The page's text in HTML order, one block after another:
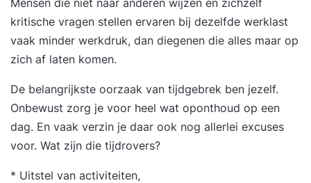
Mensen die niet naar anderen wijzen en zichzelf
kritische vragen stellen ervaren bij dezelfde werklast
vaak minder werkdruk, dan diegenen die alles maar op
zich af laten komen.
De belangrijkste oorzaak van tijdgebrek ben jezelf.
Onbewust zorg je voor heel wat oponthoud op een
dag. En vaak verzin je daar ook nog allerlei excuses
voor. Wat zijn die tijdrovers?
* Uitstel van activiteiten,